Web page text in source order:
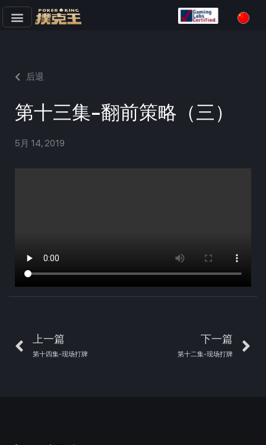
文
后退
第十三集-翻前策略（三）
5月 14, 2019
上一篇
第十四集-现场打牌
下一篇
第十二集-现场打牌